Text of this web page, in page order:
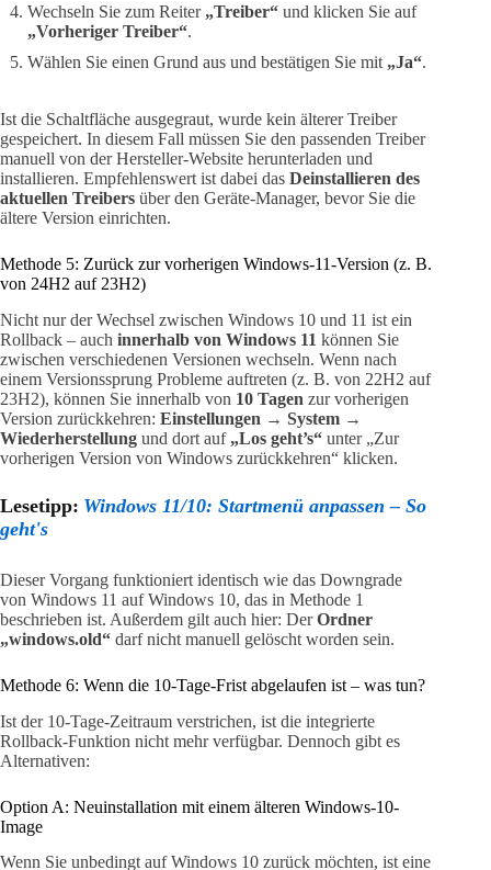
Wechseln Sie zum Reiter „Treiber“ und klicken Sie auf
„Vorheriger Treiber“.
Wählen Sie einen Grund aus und bestätigen Sie mit „Ja“.
Ist die Schaltfläche ausgegraut, wurde kein älterer Treiber
gespeichert. In diesem Fall müssen Sie den passenden Treiber
manuell von der Hersteller-Website herunterladen und
installieren. Empfehlenswert ist dabei das Deinstallieren des
aktuellen Treibers über den Geräte-Manager, bevor Sie die
ältere Version einrichten.
Methode 5: Zurück zur vorherigen Windows-11-Version (z. B.
von 24H2 auf 23H2)
Nicht nur der Wechsel zwischen Windows 10 und 11 ist ein
Rollback – auch innerhalb von Windows 11 können Sie
zwischen verschiedenen Versionen wechseln. Wenn nach
einem Versionssprung Probleme auftreten (z. B. von 22H2 auf
23H2), können Sie innerhalb von 10 Tagen zur vorherigen
Version zurückkehren: Einstellungen → System →
Wiederherstellung und dort auf „Los geht’s“ unter „Zur
vorherigen Version von Windows zurückkehren“ klicken.
Lesetipp: Windows 11/10: Startmenü anpassen – So
geht's
Dieser Vorgang funktioniert identisch wie das Downgrade
von Windows 11 auf Windows 10, das in Methode 1
beschrieben ist. Außerdem gilt auch hier: DerOrdner
„windows.old“ darf nicht manuell gelöscht worden sein.
Methode 6: Wenn die 10-Tage-Frist abgelaufen ist – was tun?
Ist der 10-Tage-Zeitraum verstrichen, ist die integrierte
Rollback-Funktion nicht mehr verfügbar. Dennoch gibt es
Alternativen:
Option A: Neuinstallation mit einem älteren Windows-10-
Image
Wenn Sie unbedingt auf Windows 10 zurück möchten, ist eine